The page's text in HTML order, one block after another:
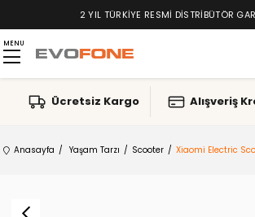
2 YIL TÜRKIYE RESMI DISTRIBÜTÖR
MENU
Ücretsiz Kargo Alışveriş
Anasayfa Yaşam Tarzı Scooter Xiaomi Electric